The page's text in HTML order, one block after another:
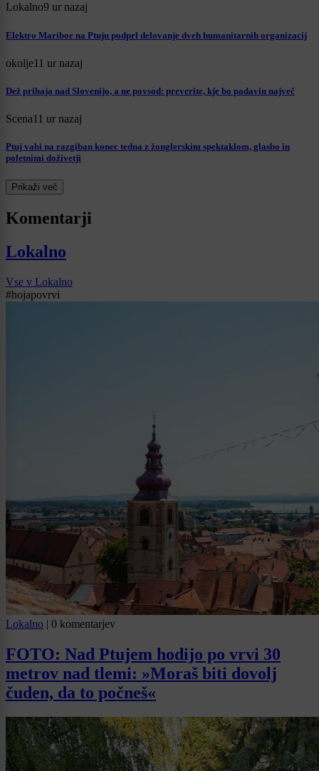
Lokalno9 ur nazaj
Elektro Maribor na Ptuju podprl delovanje dveh humanitarnih organizacij
okolje11 ur nazaj
Dež prihaja nad Slovenijo, a ne povsod: preverite, kje bo padavin največ
Scena11 ur nazaj
Ptuj vabi na razgiban konec tedna z žonglerskim spektaklom, glasbo in
poletnimi doživetji
Prikaži več
Komentarji
Lokalno
Vse v Lokalno
#hojapovrvi
Lokalno | 0 komentarjev
FOTO: Nad Ptujem hodijo po vrvi 30
metrov nad tlemi: »Moraš biti dovolj
čuden, da to počneš«